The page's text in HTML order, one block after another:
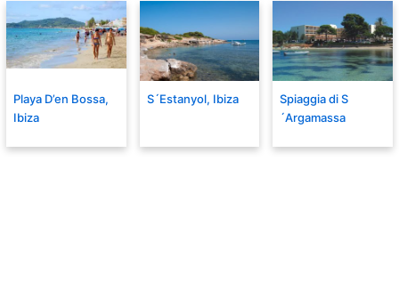
Playa D’en Bossa,
Ibiza
S´Estanyol, Ibiza
Spiaggia di S
´Argamassa